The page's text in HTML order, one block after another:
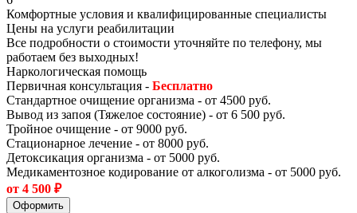
Комфортные условия и квалифицированные специалисты
Цены на услуги реабилитации
Все подробности о стоимости уточняйте по телефону, мы
работаем без выходных!
Наркологическая помощь
Первичная консультация - Бесплатно
Стандартное очищение организма - от 4500 руб.
Вывод из запоя (Тяжелое состояние) - от 6 500 руб.
⁠Тройное очищение - от 9000 руб.
Стационарное лечение - от 8000 руб.
⁠⁠Детоксикация организма - от 5000 руб.
Медикаментозное кодирование от алкоголизма - от 5000 руб.
от 4 500 ₽
Оформить